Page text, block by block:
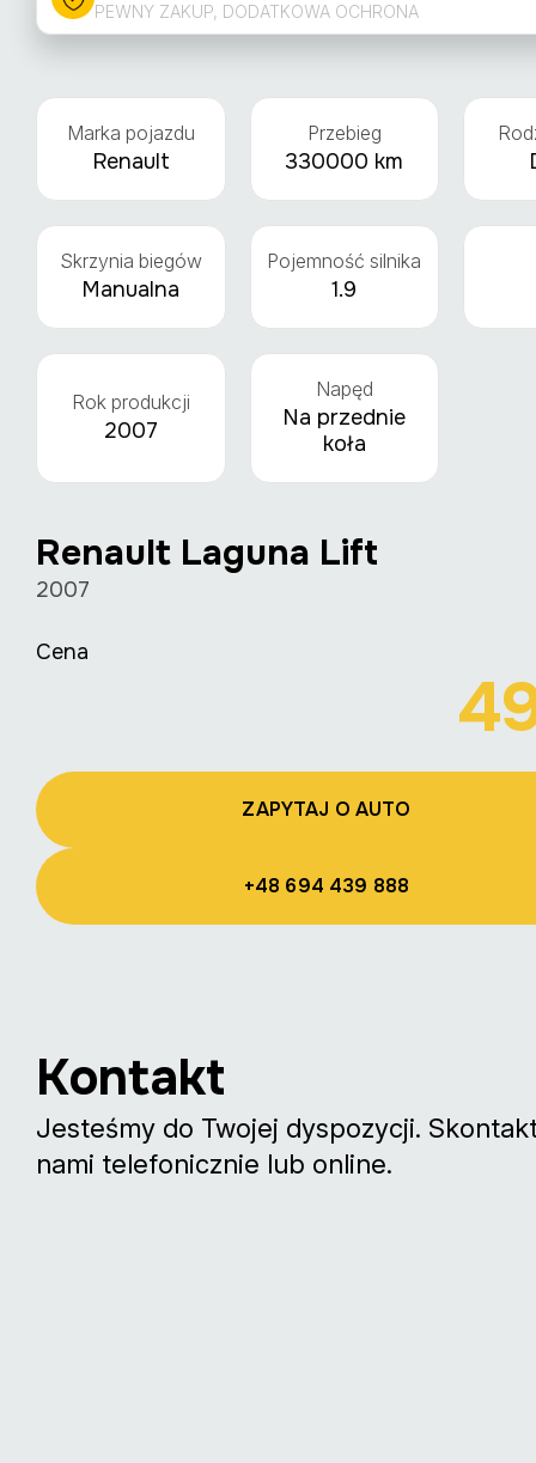
PEWNY ZAKUP, DODATKOWA OCHRONA
Marka pojazdu
Renault
Przebieg
330000 km
Skrzynia biegów
Manualna
Pojemność silnika
1.9
Rok produkcji
2007
Napęd
Na przednie
koła
Renault Laguna Lift
2007
Cena
ZAPYTAJ O AUTO
+48 694 439 888
Kontakt
Jesteśmy do Twojej dyspozycji.
nami telefonicznie lub online.